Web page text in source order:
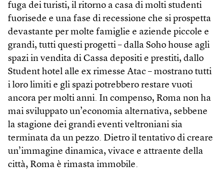
fuga dei turisti, il ritorno a casa di molti studenti
fuorisede e una fase di recessione che si prospetta
devastante per molte famiglie e aziende piccole e
grandi, tutti questi progetti – dalla Soho house agli
spazi in vendita di Cassa depositi e prestiti, dallo
Student hotel alle ex rimesse Atac – mostrano tutti
i loro limiti e gli spazi potrebbero restare vuoti
ancora per molti anni. In compenso, Roma non ha
mai sviluppato un’economia alternativa, sebbene
la stagione dei grandi eventi veltroniani sia
terminata da un pezzo. Dietro il tentativo di creare
un’immagine dinamica, vivace e attraente della
città, Roma è rimasta immobile.